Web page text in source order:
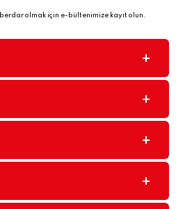
olmak için e-bültenimize kayıt olun.